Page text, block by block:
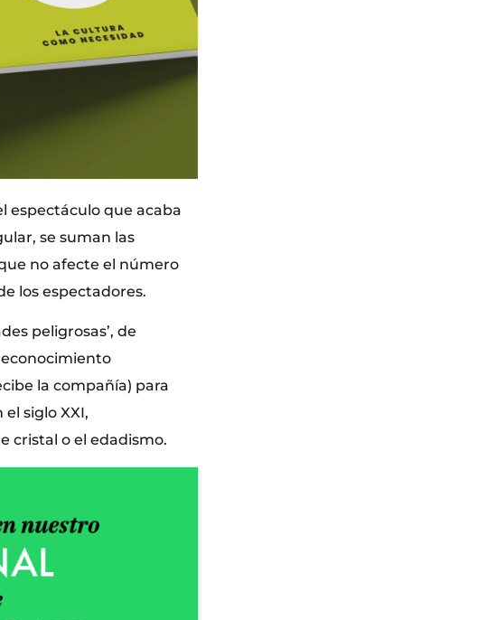
espectáculo que acaba
se suman las
no afecte el número
los espectadores.
peligrosas’, de
la compañía) para
siglo XXI,
cristal o el edadismo.